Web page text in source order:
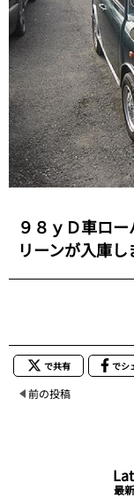
９８ｙＤ車ロ
リーンが入庫
で共有 でシ
前の投稿
最